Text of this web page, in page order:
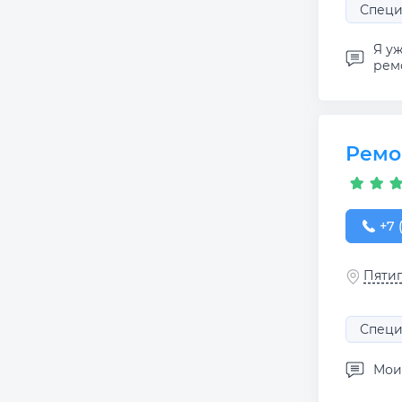
Я
+7+7
Мои